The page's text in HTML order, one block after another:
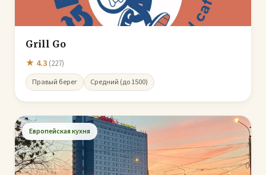
Grill Go
★ 4.3 (227)
Правый берег Средний (до 1500)
Европейская кухня